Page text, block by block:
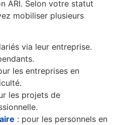
ARI. Selon votre statut
mobiliser plusieurs
via leur entreprise.
les entreprises en
les projets de
: pour les personnels en